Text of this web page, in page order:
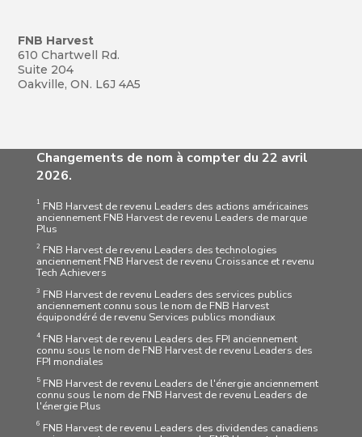
FNB Harvest
610 Chartwell Rd.
Suite 204
Oakville, ON. L6J 4A5
Changements de nom à compter du 22 avril
2026.
1 FNB Harvest de revenu Leaders des actions américaines
anciennement FNB Harvest de revenu Leaders de marque
Plus
2 FNB Harvest de revenu Leaders des technologies
anciennement FNB Harvest de revenu Croissance et revenu
Tech Achievers
3 FNB Harvest de revenu Leaders des services publics
anciennement connu sous le nom de FNB Harvest
équipondéré de revenu Services publics mondiaux
4FNB Harvest de revenu Leaders des FPI anciennement
connu sous le nom de FNB Harvest de revenu Leaders des
FPI mondiales
5FNB Harvest de revenu Leaders de l'énergie anciennement
connu sous le nom de FNB Harvest de revenu Leaders de
l'énergie Plus
6 FNB Harvest de revenu Leaders des dividendes canadiens